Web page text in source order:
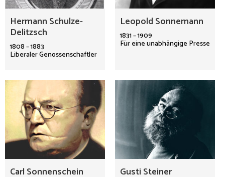
Hermann Schulze-
Delitzsch
1808 – 1883
Liberaler Genossenschaftler
Leopold Sonnemann
1831 – 1909
Für eine unabhängige Presse
Carl Sonnenschein Gusti Steiner